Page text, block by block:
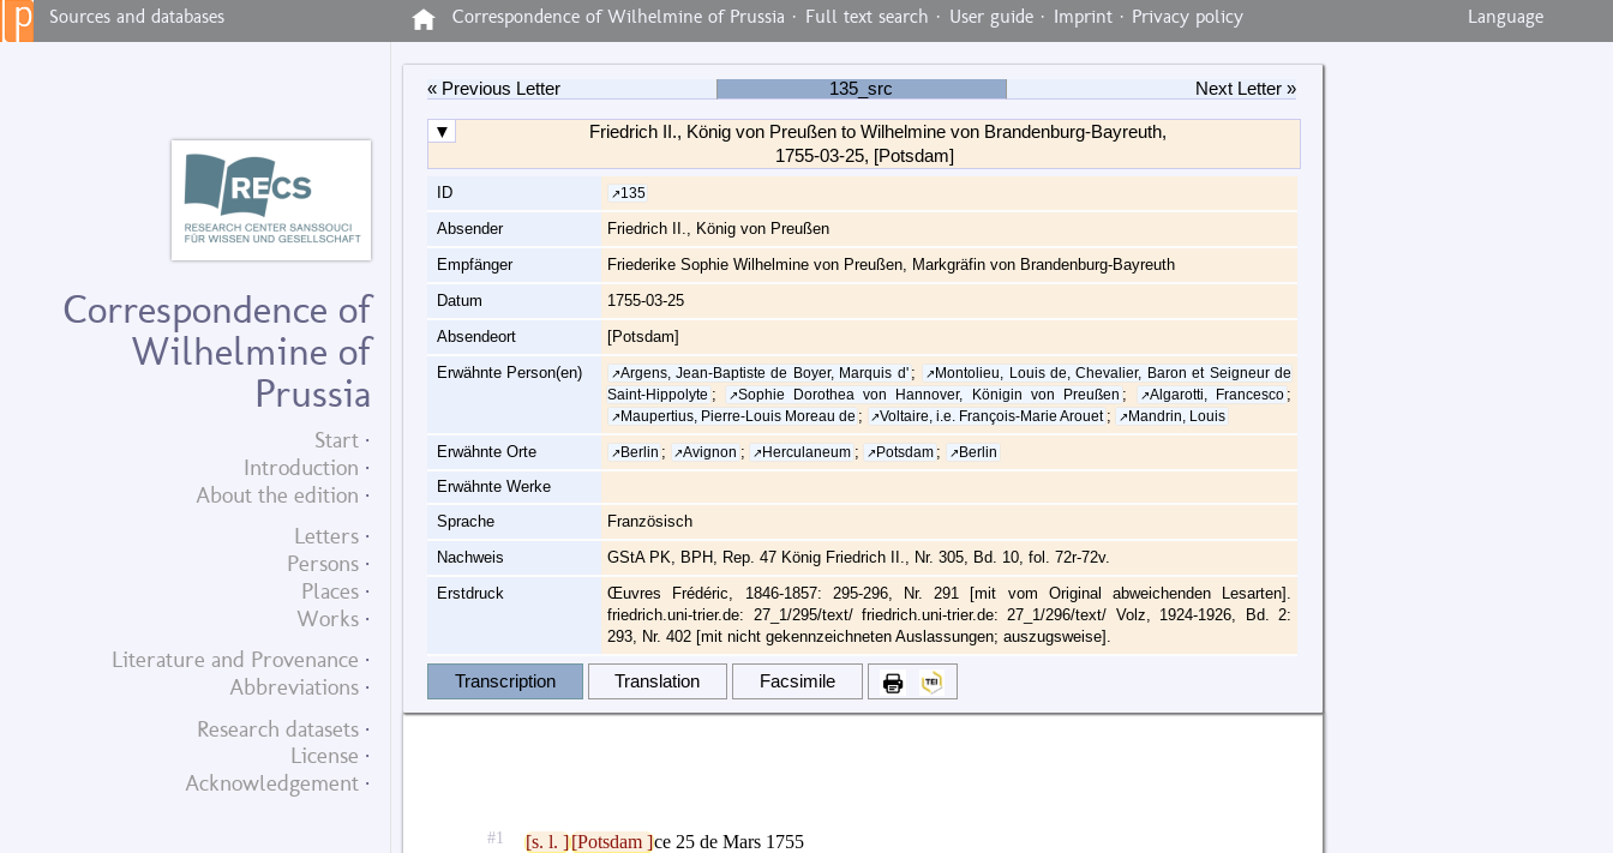
Sources and databases Correspondence of Wilhelmine of Prussia · Full text search · User guide· Imprint· Privacy policy Language
Correspondence of
Wilhelmine of
Prussia
Start
Introduction
About the edition
Letters
Persons
Places
Works
Literature and Provenance
Abbreviations
Research datasets
License
Acknowledgement
« Previous Letter 135_src Next Letter »
▼
Friedrich II., König von Preußen to Wilhelmine von Brandenburg-Bayreuth,
1755-03-25, [Potsdam]
ID 135
Absender
Friedrich II., König von Preußen
Empfänger
Friederike Sophie Wilhelmine von Preußen, Markgräfin von Brandenburg-Bayreuth
Datum
1755-03-25
Absendeort
[Potsdam]
Erwähnte Person(en)
Argens, Jean-Baptiste de Boyer, Marquis d' ;
Montolieu, Louis de, Chevalier, Baron et Seigneur de
Saint-Hippolyte ; Sophie Dorothea von Hannover, Königin von Preußen ; Algarotti, Francesco ;
Maupertius, Pierre-Louis Moreau de ; Voltaire, i.e. François-Marie Arouet ; Mandrin, Louis
Erwähnte Orte Berlin ; Avignon ; Herculaneum ; Potsdam ; Berlin
Erwähnte Werke
Sprache
Französisch
Nachweis
GStA PK, BPH, Rep. 47 König Friedrich II., Nr. 305, Bd. 10, fol. 72r-72v.
Erstdruck
Œuvres Frédéric, 1846-1857: 295-296, Nr. 291 [mit vom Original abweichenden Lesarten].
friedrich.uni-trier.de: 27_1/295/text/ friedrich.uni-trier.de: 27_1/296/text/ Volz, 1924-1926, Bd. 2:
293, Nr. 402 [mit nicht gekennzeichneten Auslassungen; auszugsweise].
Transcription Translation Facsimile
[s. l. ][Potsdam ]ce 25 de Mars 1755